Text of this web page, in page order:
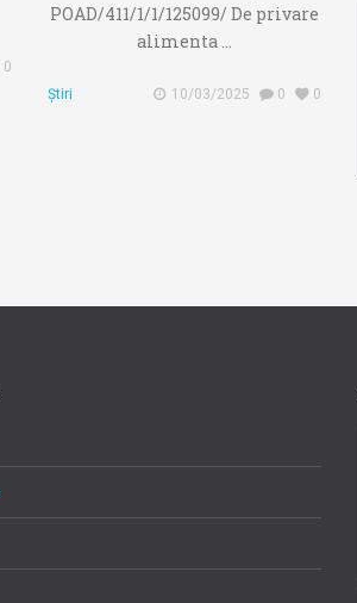
0
POAD/411/1/1/125099/ De privare
alimenta ...
Știri 10/03/2025 0 0